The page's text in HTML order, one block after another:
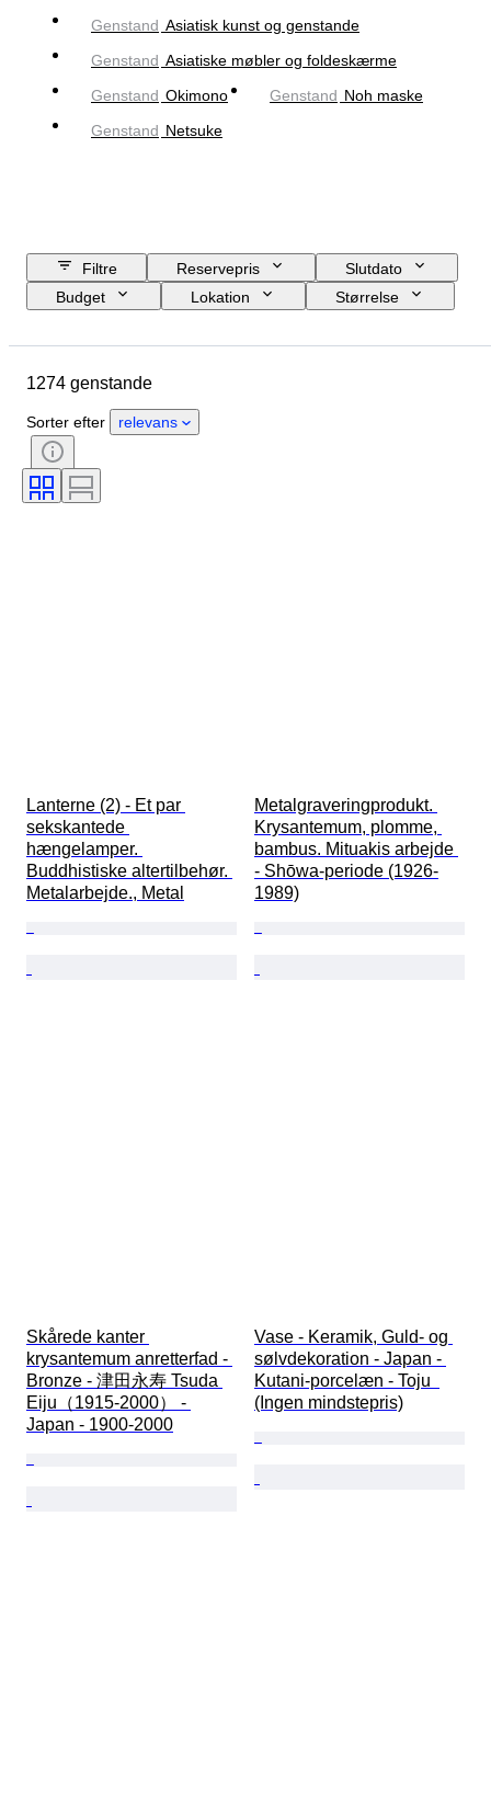
Genstand Asiatisk kunst og genstande
Genstand Asiatiske møbler og foldeskærme
Genstand Okimono Genstand Noh maske
Genstand Netsuke
Filtre Reservepris
Slutdato
Budget
Lokation
Størrelse
Tilstand
Emne
Teknik
Signatur
Sprog
Solgt af
1274 genstande
Sorter efter relevans
Lanterne (2) - Et par
sekskantede
hængelamper.
Buddhistiske altertilbehør.
Metalarbejde., Metal
Metalgraveringprodukt.
Krysantemum, plomme,
bambus. Mituakis arbejde
- Shōwa-periode (1926-
1989)
Skårede kanter
krysantemum anretterfad -
Bronze - 津田永寿 Tsuda
Eiju（1915-2000） -
Japan - 1900-2000
Vase - Keramik, Guld- og
sølvdekoration - Japan -
Kutani-porcelæn - Toju
(Ingen mindstepris)